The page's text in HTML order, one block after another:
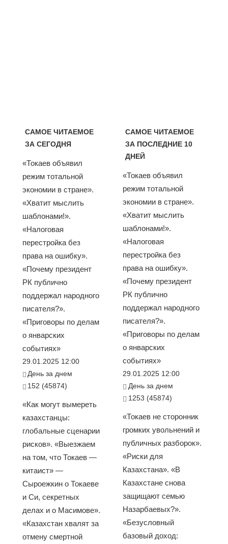
САМОЕ ЧИТАЕМОЕ
ЗА СЕГОДНЯ
«Токаев объявил
режим тотальной
экономии в стране».
«Хватит мыслить
шаблонами!».
«Налоговая
перестройка без
права на ошибку».
«Почему президент
РК публично
поддержал народного
писателя?».
«Приговоры по делам
о январских
событиях»
29.01.2025 12:00
День за днем
152 (45874)
«Как могут вымереть
казахстанцы:
глобальные сценарии
рисков». «Выезжаем
на том, что Токаев —
китаист» —
Сыроежкин о Токаеве
и Си, секретных
делах и о Масимове».
«Казахстан хвалят за
отмену смертной
САМОЕ ЧИТАЕМОЕ
ЗА ПОСЛЕДНИЕ 10
ДНЕЙ
«Токаев объявил
режим тотальной
экономии в стране».
«Хватит мыслить
шаблонами!».
«Налоговая
перестройка без
права на ошибку».
«Почему президент
РК публично
поддержал народного
писателя?».
«Приговоры по делам
о январских
событиях»
29.01.2025 12:00
День за днем
1253 (45874)
«Токаев не сторонник
громких увольнений и
публичных разборок».
«Риски для
Казахстана». «В
Казахстане снова
защищают семью
Назарбаевых?».
«Безусловный
базовый доход: